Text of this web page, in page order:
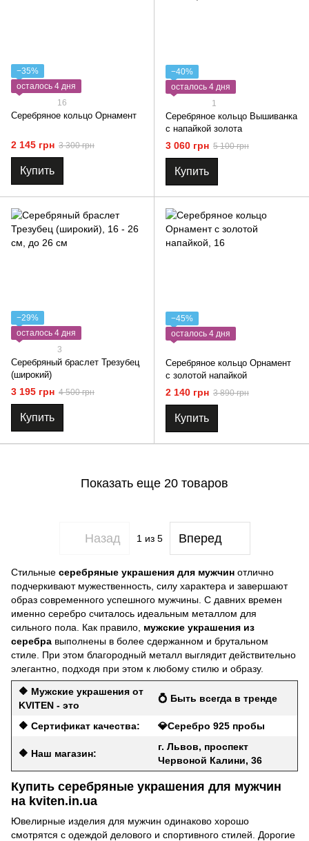
−35%
осталось 4 дня
16
Серебряное кольцо Орнамент
2 145 грн 3 300 грн
Купить
−40%
осталось 4 дня
1
Серебряное кольцо Вышиванка
с напайкой золота
3 060 грн 5 100 грн
Купить
−29%
осталось 4 дня
3
Серебряный браслет Трезубец
(широкий)
3 195 грн 4 500 грн
Купить
−45%
осталось 4 дня
Серебряное кольцо Орнамент
с золотой напайкой
2 140 грн 3 890 грн
Купить
Показать еще 20 товаров
Назад 1из 5 Вперед
Стильные серебряные украшения для мужчин отлично
подчеркивают мужественность, силу характера и завершают
образ современного успешного мужчины. С давних времен
именно серебро считалось идеальным металлом для
сильного пола. Как правило, мужские украшения из
серебра выполнены в более сдержанном и брутальном
стиле. При этом благородный металл выглядит действительно
элегантно, подходя при этом к любому стилю и образу.
🔶 Мужские украшения от
KVITEN - это
💍 Быть всегда в тренде
🔶 Сертификат качества: 💎Серебро 925 пробы
🔶 Наш магазин:
г. Львов, проспект
Червоной Калини, 36
Купить серебряные украшения для мужчин
на kviten.in.ua
Ювелирные изделия для мужчин одинаково хорошо
смотрятся с одеждой делового и спортивного стилей. Дорогие